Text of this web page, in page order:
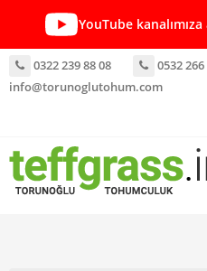
YouTube
0322 239 88 08
0532 266
info@torunoglutohum.com